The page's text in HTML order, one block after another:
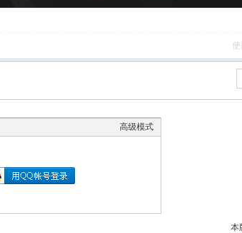
使
高级模式
本